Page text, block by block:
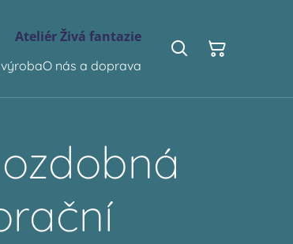
Ateliér Živá fantazie
O nás a doprava